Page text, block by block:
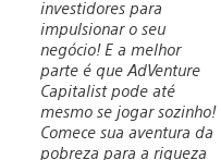
investidores para
impulsionar o seu
negócio! E a melhor
parte é que AdVenture
Capitalist pode até
mesmo se jogar sozinho!
Comece sua aventura da
pobreza para a riqueza